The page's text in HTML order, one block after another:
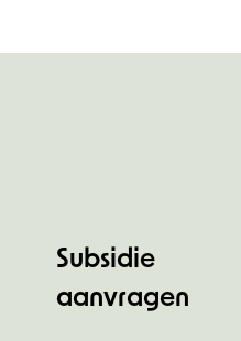
Subsidie
aanvragen